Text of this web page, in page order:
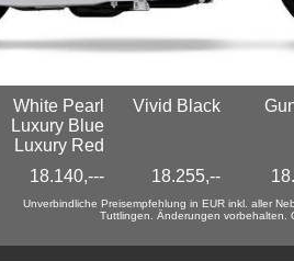
White Pearl
Luxury Blue
Luxury Red
Vivid Black
18.140,--- 18.255,--
Unverbindliche Preisempfehlung in EUR inkl. aller
Tuttlingen. Änderungen vorbehalten.